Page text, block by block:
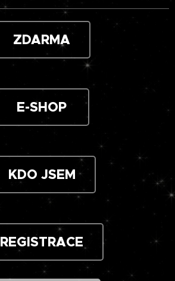
ZDARMA
E-SHOP
KDO JSEM
REGISTRACE